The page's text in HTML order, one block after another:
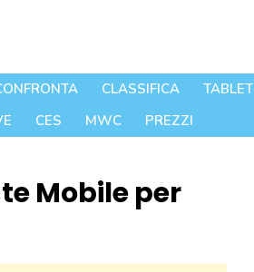
CLASSIFICA TABLET
CES MWC PREZZI
Mobile per